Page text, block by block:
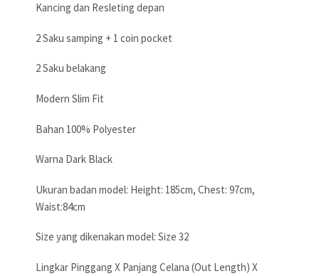
Kancing dan Resleting depan
2 Saku samping + 1 coin pocket
2 Saku belakang
Modern Slim Fit
Bahan 100% Polyester
Warna Dark Black
Ukuran badan model: Height: 185cm, Chest: 97cm,
Waist:84cm
Size yang dikenakan model: Size 32
Lingkar Pinggang X Panjang Celana (Out Length) X